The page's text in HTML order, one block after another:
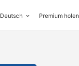
Deutsch Premium holen